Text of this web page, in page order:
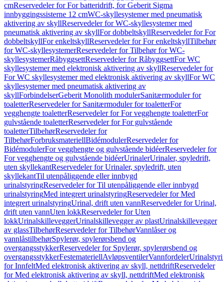
cmReservedeler for For batteridrift, for Geberit Sigma
innbyggingssisterne 12 cmWC-skyllesystemer med pneumatisk
aktivering av skyllReservedeler for WC-skyllesystemer med
pneumatisk aktivering av skyllFor dobbeltskyllReservedeler for For
dobbeltskyllFor enkeltskyllReservedeler for For enkeltskyllTilbehør
for WC-skyllesystemerReservedeler for Tilbehør for WC-
skyllesystemerRåbyggsettReservedeler for RåbyggsettFor WC
skyllesystemer med elektronisk aktivering av skyllReservedeler for
For WC skyllesystemer med elektronisk aktivering av skyllFor WC
skyllesystemer med pneumatisk aktivering av
skyllForbindelserGeberit Monolith modulerSanitærmoduler for
toaletterReservedeler for Sanitærmoduler for toaletterFor
vegghengte toaletterReservedeler for For vegghengte toaletterFor
gulvstående toaletterReservedeler for For gulvstående
toaletterTilbehørReservedeler for
TilbehørForbruksmateriellBidémodulerReservedeler for
BidémodulerFor vegghengte og gulvstående bidéerReservedeler for
For vegghengte og gulvstående bidéerUrinalerUrinaler, spyledrift,
uten skyllekantReservedeler for Urinaler, spyledrift, uten
skyllekantTil utenpåliggende eller innbygd
urinalstyringReservedeler for Til utenpåliggende eller innbygd
urinalstyringMed integrert urinalstyringReservedeler for Med
integrert urinalstyringUrinal, drift uten vannReservedeler for Urinal,
drift uten vannUten lokkReservedeler for Uten
lokkUrinalskilleveggerUrinalskillevegger av plastUrinalskillevegger
av glassTilbehørReservedeler for TilbehørVannlåser og
vannlåstilbehørSpylerør, spylerørsbend og
overgangsstykkerReservedeler for Spylerør, spylerørsbend og
overgangsstykkerFestemateriellAvløpsventilerVannfordeler
for InnfeltMed elektronisk aktivering av skyll, nettdriftReservedeler
for Med elektronisk aktivering av skyll, nettdriftMed elektronisk